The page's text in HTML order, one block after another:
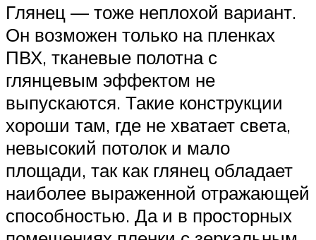
Глянец — тоже неплохой вариант.
Он возможен только на пленках
ПВХ, тканевые полотна с
глянцевым эффектом не
выпускаются. Такие конструкции
хороши там, где не хватает света,
невысокий потолок и мало
площади, так как глянец обладает
наиболее выраженной отражающей
способностью. Да и в просторных